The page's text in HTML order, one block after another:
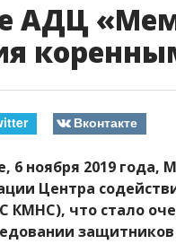
АДЦ
Вконтакте
ноября 2019 года,
Центра
КМНС), что стало